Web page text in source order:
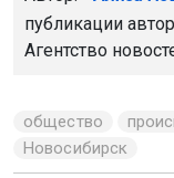
Hyundai Sonata и
автомобилей